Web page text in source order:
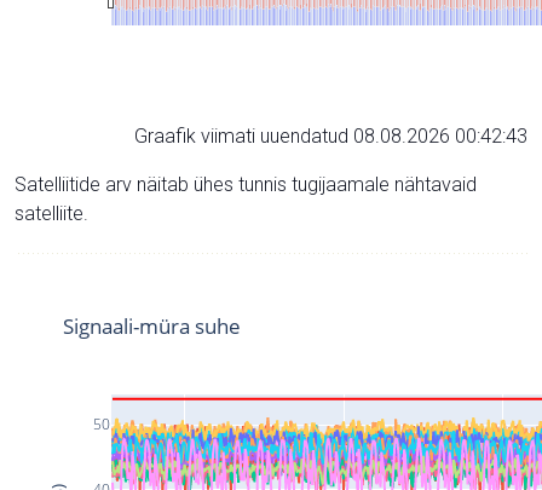
Graafik viimati uuendatud 08.08.2026 00:42:43
Satelliitide arv näitab ühes tunnis tugijaamale nähtavaid
satelliite.
50
Signaali-müra suhe